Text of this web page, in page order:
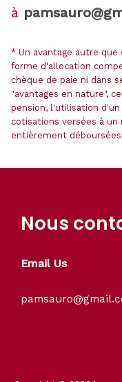
à
* Un avantage autre que
forme d'allocation
chèque de paie ni dans
"avantages en nature",
pension, l'utilisation
cotisations versées à un
entièrement
Nous
Email Us